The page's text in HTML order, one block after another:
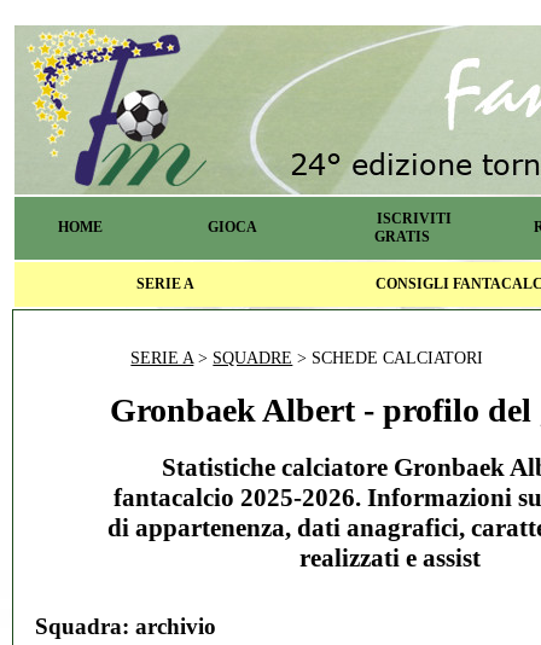
HOME GIOCA
ISCRIVITI
GRATIS
SERIE A CONSIGLI
SERIE A> SQUADRE > SCHEDE CALCIATORI
Gronbaek Albert - profilo del
Statistiche calciatore Gronbaek
fantacalcio 2025-2026. Informazioni
di appartenenza, dati anagrafici,
realizzati e assist
Squadra: archivio